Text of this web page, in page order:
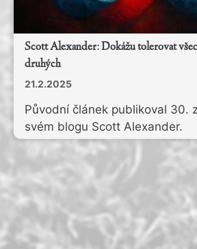
Scott Alexander: Dokážu tolerovat
druhých
21.2.2025
Původní článek publikoval 30.
svém blogu Scott Alexander.